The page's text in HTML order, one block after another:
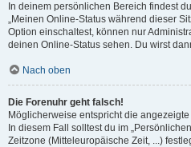
In deinem persönlichen Bereich findest
„Meinen Online-Status während dieser
Option einschaltest, können nur
deinen Online-Status sehen. Du wirst
Nach oben
Die Forenuhr geht falsch!
Möglicherweise entspricht die
In diesem Fall solltest du im
Zeitzone (Mitteleuropäische Zeit, ...)